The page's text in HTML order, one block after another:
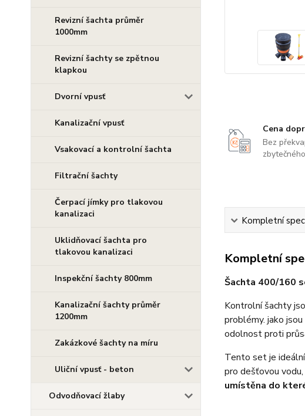
Revizní šachta průměr
1000mm
Revizní šachty se zpětnou
klapkou
Dvorní vpusť
Kanalizační vpusť
Vsakovací a kontrolní šachta
Filtrační šachty
Čerpací jímky pro tlakovou
kanalizaci
Uklidňovací šachta pro
tlakovou kanalizaci
Inspekční šachty 800mm
Kanalizační šachty průměr
1200mm
Zakázkové šachty na míru
Uliční vpusť - beton
Odvodňovací žlaby
Cena
Bez
Kompletní
Kompletní
Šachta 400/160
Kontrolní šachty
problémy. jako
odolnost proti
Tento set je
pro dešťovou
umístěna do